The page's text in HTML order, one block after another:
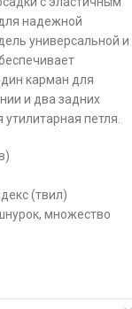
надежной
универсальной и
карман для
и два задних
петля.
(твил)
множество